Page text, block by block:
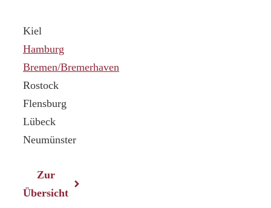
Kiel
Hamburg
Bremen/Bremerhaven
Rostock
Flensburg
Lübeck
Neumünster
Zur
Übersicht